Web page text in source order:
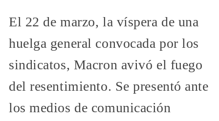
El 22 de marzo, la víspera de una
huelga general convocada por los
sindicatos, Macron avivó el fuego
del resentimiento. Se presentó ante
los medios de comunicación